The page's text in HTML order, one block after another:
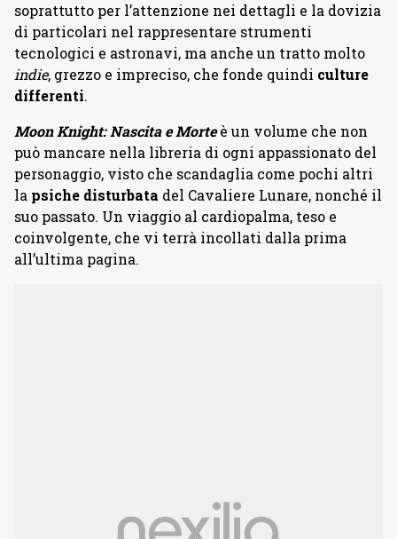
soprattutto per l’attenzione nei dettagli e la dovizia
di particolari nel rappresentare strumenti
tecnologici e astronavi, ma anche un tratto molto
indie, grezzo e impreciso, che fonde quindi culture
differenti.
Moon Knight: Nascita e Morteè un volume che non
può mancare nella libreria di ogni appassionato del
personaggio, visto che scandaglia come pochi altri
la psiche disturbata del Cavaliere Lunare, nonché il
suo passato. Un viaggio al cardiopalma, teso e
coinvolgente, che vi terrà incollati dalla prima
all’ultima pagina.